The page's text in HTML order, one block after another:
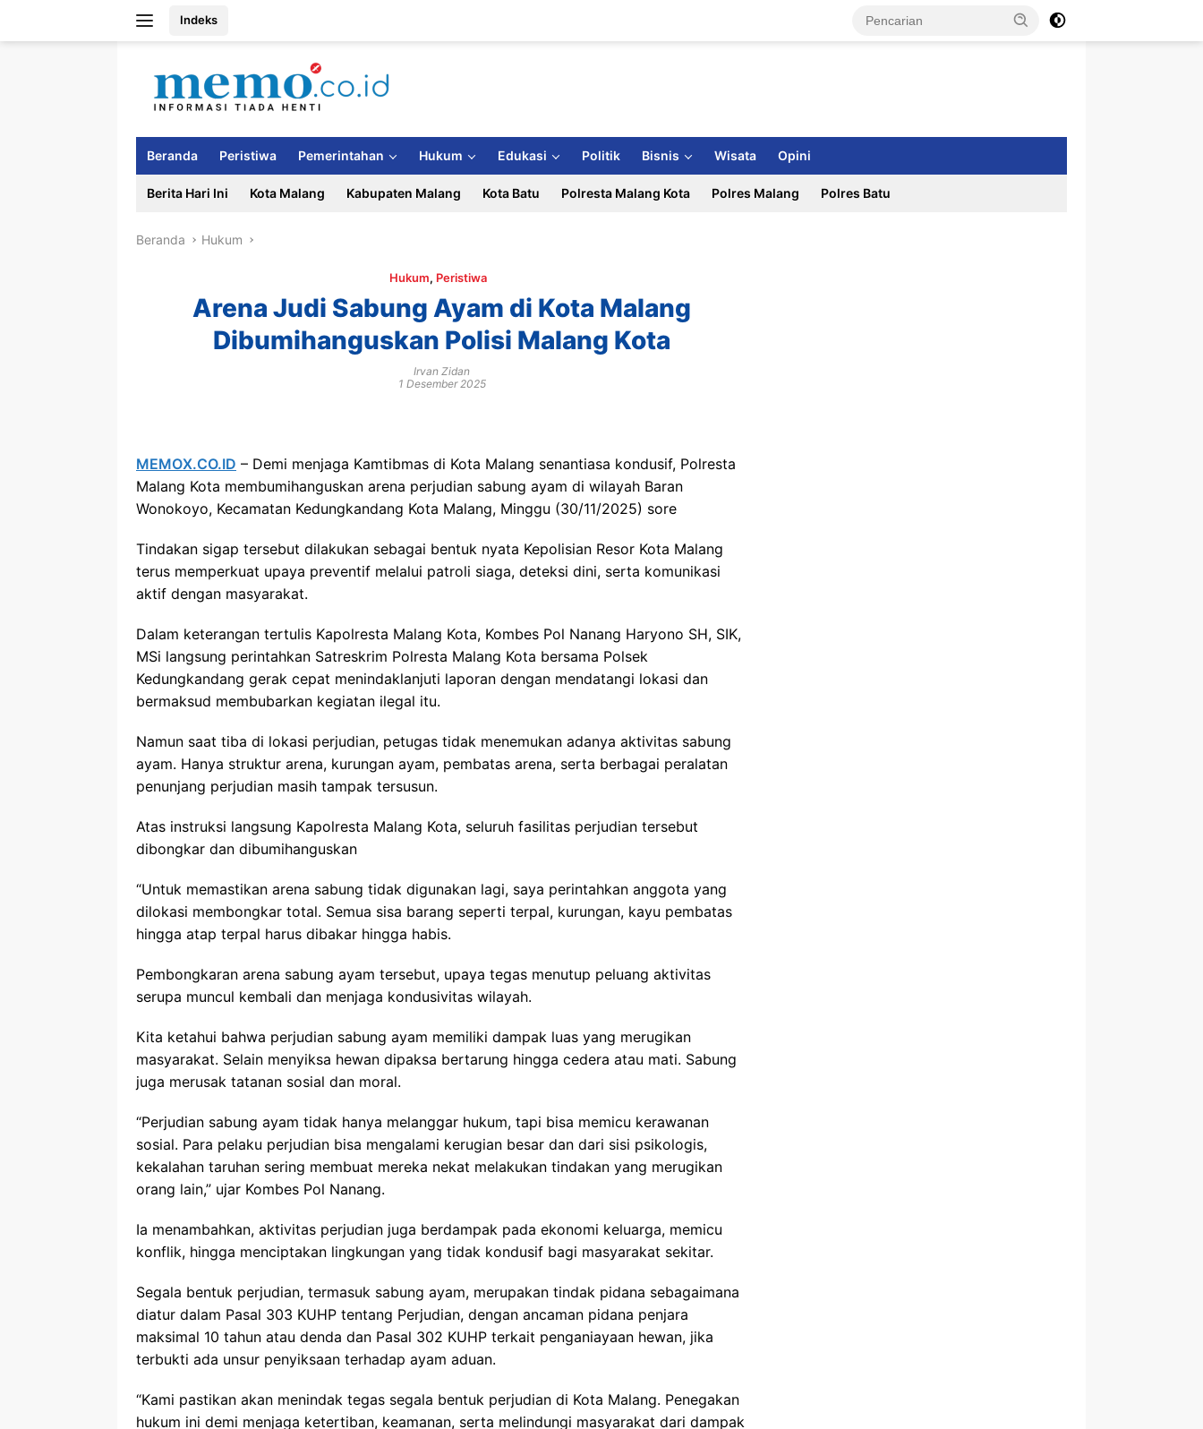
Indeks
Beranda Peristiwa Pemerintahan Hukum Edukasi Politik Bisnis Wisata Opini
Berita Hari Ini Kota Malang Kabupaten Malang Kota Batu Polresta Malang Kota Polres Malang Polres Batu
Beranda Hukum
Hukum, Peristiwa
Arena Judi Sabung Ayam di Kota Malang
Dibumihanguskan Polisi Malang Kota
Irvan Zidan
1 Desember 2025
MEMOX.CO.ID – Demi menjaga Kamtibmas di Kota Malang senantiasa kondusif, Polresta
Malang Kota membumihanguskan arena perjudian sabung ayam di wilayah Baran
Wonokoyo, Kecamatan Kedungkandang Kota Malang, Minggu (30/11/2025) sore
Tindakan sigap tersebut dilakukan sebagai bentuk nyata Kepolisian Resor Kota Malang
terus memperkuat upaya preventif melalui patroli siaga, deteksi dini, serta komunikasi
aktif dengan masyarakat.
Dalam keterangan tertulis Kapolresta Malang Kota, Kombes Pol Nanang Haryono SH, SIK,
MSi langsung perintahkan Satreskrim Polresta Malang Kota bersama Polsek
Kedungkandang gerak cepat menindaklanjuti laporan dengan mendatangi lokasi dan
bermaksud membubarkan kegiatan ilegal itu.
Namun saat tiba di lokasi perjudian, petugas tidak menemukan adanya aktivitas sabung
ayam. Hanya struktur arena, kurungan ayam, pembatas arena, serta berbagai peralatan
penunjang perjudian masih tampak tersusun.
Atas instruksi langsung Kapolresta Malang Kota, seluruh fasilitas perjudian tersebut
dibongkar dan dibumihanguskan
“Untuk memastikan arena sabung tidak digunakan lagi, saya perintahkan anggota yang
dilokasi membongkar total. Semua sisa barang seperti terpal, kurungan, kayu pembatas
hingga atap terpal harus dibakar hingga habis.
Pembongkaran arena sabung ayam tersebut, upaya tegas menutup peluang aktivitas
serupa muncul kembali dan menjaga kondusivitas wilayah.
Kita ketahui bahwa perjudian sabung ayam memiliki dampak luas yang merugikan
masyarakat. Selain menyiksa hewan dipaksa bertarung hingga cedera atau mati. Sabung
juga merusak tatanan sosial dan moral.
“Perjudian sabung ayam tidak hanya melanggar hukum, tapi bisa memicu kerawanan
sosial. Para pelaku perjudian bisa mengalami kerugian besar dan dari sisi psikologis,
kekalahan taruhan sering membuat mereka nekat melakukan tindakan yang merugikan
orang lain,” ujar Kombes Pol Nanang.
Ia menambahkan, aktivitas perjudian juga berdampak pada ekonomi keluarga, memicu
konflik, hingga menciptakan lingkungan yang tidak kondusif bagi masyarakat sekitar.
Segala bentuk perjudian, termasuk sabung ayam, merupakan tindak pidana sebagaimana
diatur dalam Pasal 303 KUHP tentang Perjudian, dengan ancaman pidana penjara
maksimal 10 tahun atau denda dan Pasal 302 KUHP terkait penganiayaan hewan, jika
terbukti ada unsur penyiksaan terhadap ayam aduan.
“Kami pastikan akan menindak tegas segala bentuk perjudian di Kota Malang. Penegakan
hukum ini demi menjaga ketertiban, keamanan, serta melindungi masyarakat dari dampak